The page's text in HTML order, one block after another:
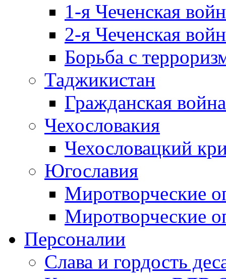
1-я Чеченская
2-я Чеченская
Борьба с
Таджикистан
Гражданская
Чехословакия
Чехословацкий
Югославия
Миротворческие
Миротворческие
Персоналии
Слава и гордость